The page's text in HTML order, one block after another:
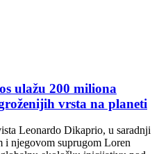
ulažu 200 miliona
vrsta na planeti
Leonardo Dikaprio, u saradnji
i njegovom suprugom Loren